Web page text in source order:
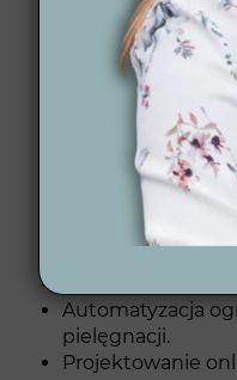
perfekcyjnie
Czym
Pewność
Gwarancja
Automatyzacja
pielęgnacji.
Projektowanie